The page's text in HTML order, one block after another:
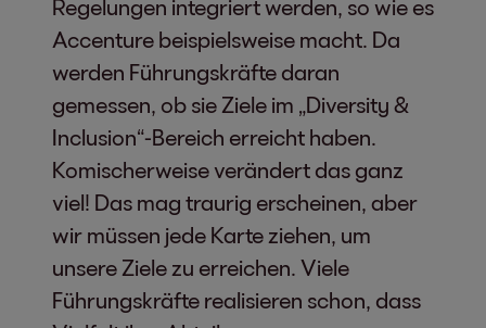
Regelungen integriert werden, so wie es
Accenture beispielsweise macht. Da
werden Führungskräfte daran
gemessen, ob sie Ziele im „Diversity &
Inclusion“-Bereich erreicht haben.
Komischerweise verändert das ganz
viel! Das mag traurig erscheinen, aber
wir müssen jede Karte ziehen, um
unsere Ziele zu erreichen. Viele
Führungskräfte realisieren schon, dass